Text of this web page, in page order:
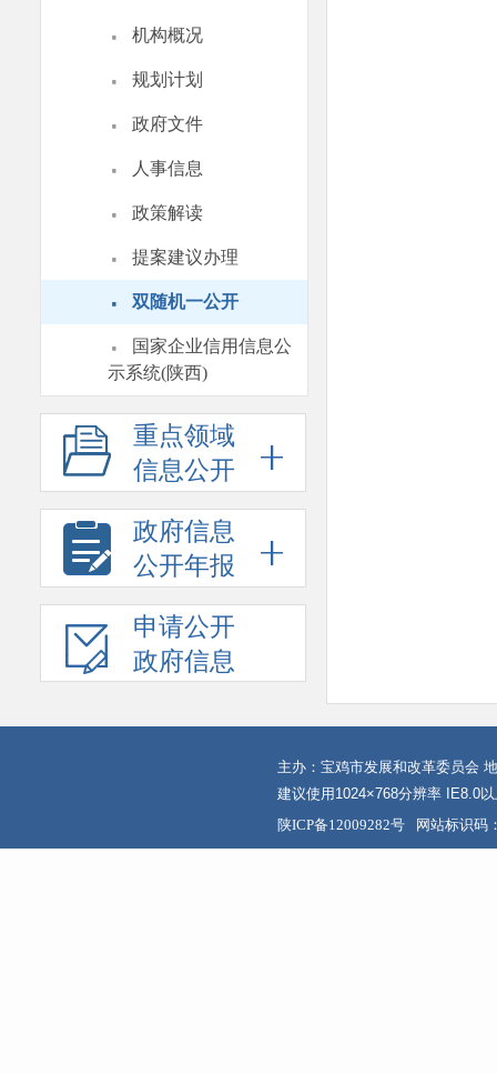
· 机构概况
· 规划计划
· 政府文件
· 人事信息
· 政策解读
· 提案建议办理
· 双随机一公开
·
国家企业信用信息公
示系统(陕西)
重点领域
信息公开
政府信息
公开年报
申请公开
政府信息
主办：宝鸡市发展和改革委员会
建议使用1024×768分辨率 IE8.0
陕ICP备12009282号
网站标识码